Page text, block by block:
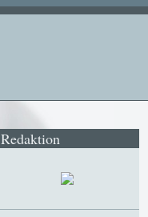
Redaktion